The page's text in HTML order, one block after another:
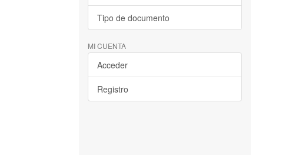
Tipo de documento
MI CUENTA
Acceder
Registro